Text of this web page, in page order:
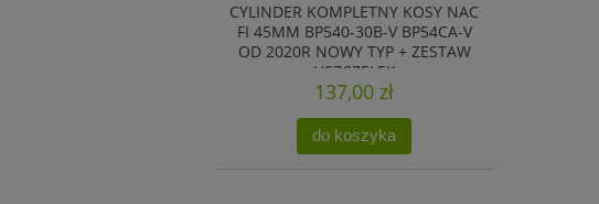
CYLINDER KOMPLETNY KOSY NAC
FI 45MM BP540-30B-V BP54CA-V
OD 2020R NOWY TYP + ZESTAW
USZCZELEK
137,00 zł
do koszyka